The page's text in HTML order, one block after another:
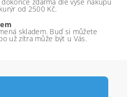
od 2500 Kč.
skladem. Buď si můžete
už zítra může být u Vás.